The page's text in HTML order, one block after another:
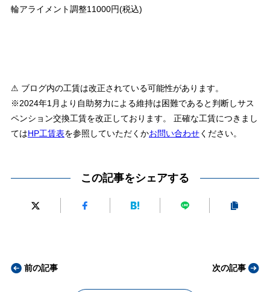
輪アライメント調整11000円(税込)
⚠ ブログ内の工賃は改正されている可能性があります。
※2024年1月より自助努力による維持は困難であると判断しサス
ペンション交換工賃を改正しております。 正確な工賃につきまし
てはHP工賃表を参照していただくかお問い合わせください。
この記事をシェアする
前の記事 次の記事